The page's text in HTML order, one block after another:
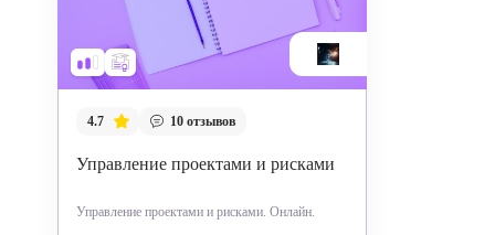
4.7 10 отзывов
Управление проектами и рисками
Управление проектами и рисками. Онлайн.